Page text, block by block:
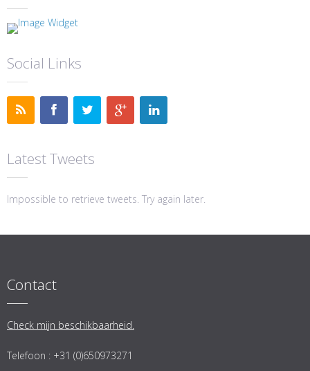
Social Links
Latest Tweets
Impossible to retrieve tweets. Try again later.
Contact
Check mijn beschikbaarheid.
Telefoon : +31 (0)650973271